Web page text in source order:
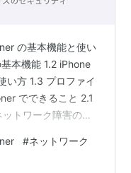
の基本機能と使い
本機能 1.2 iPhone
方 1.3 プロファイ
でできること 2.1
トワーク障害のシ
サービスを開発する
作を評価すること
#ネットワーク